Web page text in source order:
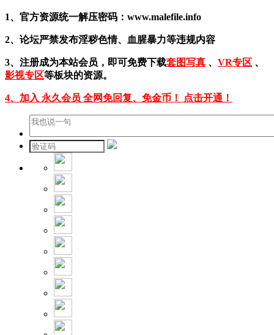
1、官方资源统一解压密码：www.malefile.info
2、论坛严禁发布淫秽色情、血腥暴力等违规内容
3、注册成为本站会员，即可免费下载套图写真 、 VR专区 、
影视专区等板块的资源。
4、加入 永久会员 全网免回复、免金币！ 点击开通！